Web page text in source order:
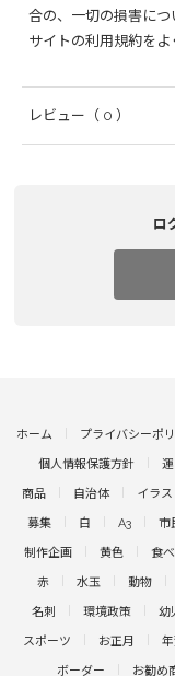
合の、一切の損害につ
サイトの利用規約をよ
レビュー （ 0 ）
ロ
ホーム プライバシーポ
個人情報保護方針
商品 自治体 イラス
募集 白 A3 市
制作企画 黄色 食
赤 水玉 動物
名刺 環境政策 幼
スポーツ お正月
ボーダー お勧め